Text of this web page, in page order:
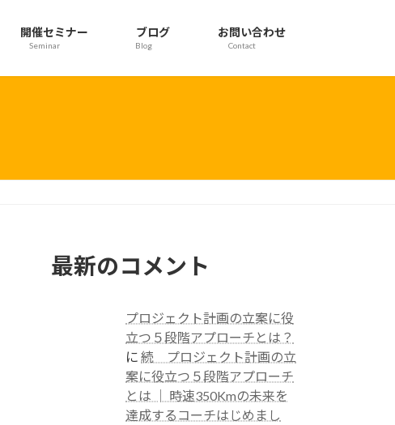
開催セミナー
Seminar
ブログ
Blog
お問い合わせ
Contact
最新のコメント
プロジェクト計画の立案に役
立つ５段階アプローチとは？
に続 プロジェクト計画の立
案に役立つ５段階アプローチ
とは │ 時速350Kmの未来を
達成するコーチはじめまし